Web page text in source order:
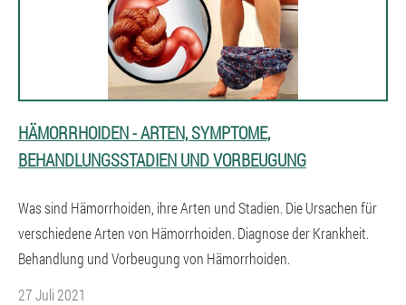
HÄMORRHOIDEN - ARTEN, SYMPTOME,
BEHANDLUNGSSTADIEN UND VORBEUGUNG
Was sind Hämorrhoiden, ihre Arten und Stadien. Die Ursachen für
verschiedene Arten von Hämorrhoiden. Diagnose der Krankheit.
Behandlung und Vorbeugung von Hämorrhoiden.
27 Juli 2021